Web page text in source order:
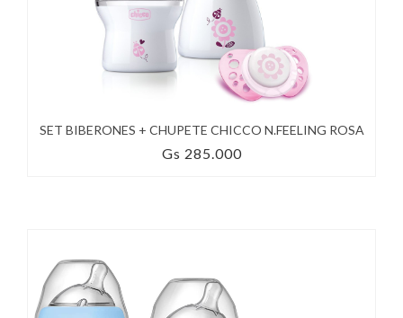
SET BIBERONES + CHUPETE CHICCO N.FEELING ROSA
Gs 285.000